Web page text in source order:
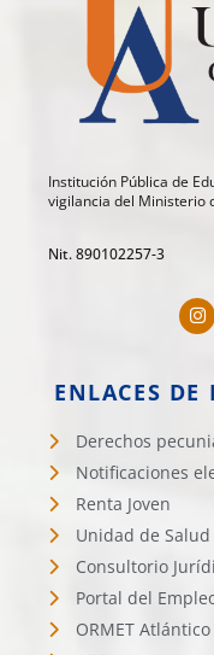
Institución Pública de
vigilancia del Ministerio
Nit. 890102257-3
ENLACES DE
Derechos
Notificaciones
Renta Joven
Unidad de Salud
Consultorio
Portal del
ORMET Atlántico